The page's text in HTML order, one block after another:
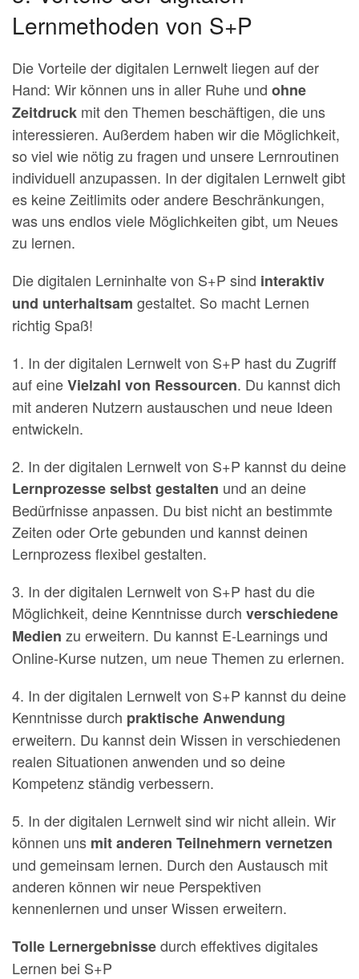
Lernmethoden von S+P
Die Vorteile der digitalen Lernwelt liegen auf der
Hand: Wir können uns in aller Ruhe und ohne
Zeitdruck mit den Themen beschäftigen, die uns
interessieren. Außerdem haben wir die Möglichkeit,
so viel wie nötig zu fragen und unsere Lernroutinen
individuell anzupassen. In der digitalen Lernwelt gibt
es keine Zeitlimits oder andere Beschränkungen,
was uns endlos viele Möglichkeiten gibt, um Neues
zu lernen.
Die digitalen Lerninhalte von S+P sind interaktiv
und unterhaltsam gestaltet. So macht Lernen
richtig Spaß!
1. In der digitalen Lernwelt von S+P hast du Zugriff
auf eineVielzahl von Ressourcen. Du kannst dich
mit anderen Nutzern austauschen und neue Ideen
entwickeln.
2. In der digitalen Lernwelt von S+P kannst du deine
Lernprozesse selbst gestalten und an deine
Bedürfnisse anpassen. Du bist nicht an bestimmte
Zeiten oder Orte gebunden und kannst deinen
Lernprozess flexibel gestalten.
3. In der digitalen Lernwelt von S+P hast du die
Möglichkeit, deine Kenntnisse durch verschiedene
Medien zu erweitern. Du kannst E-Learnings und
Online-Kurse nutzen, um neue Themen zu erlernen.
4. In der digitalen Lernwelt von S+P kannst du deine
Kenntnisse durch praktische Anwendung
erweitern. Du kannst dein Wissen in verschiedenen
realen Situationen anwenden und so deine
Kompetenz ständig verbessern.
5. In der digitalen Lernwelt sind wir nicht allein. Wir
können uns mit anderen Teilnehmern vernetzen
und gemeinsam lernen. Durch den Austausch mit
anderen können wir neue Perspektiven
kennenlernen und unser Wissen erweitern.
Tolle Lernergebnissedurch effektives digitales
Lernen bei S+P